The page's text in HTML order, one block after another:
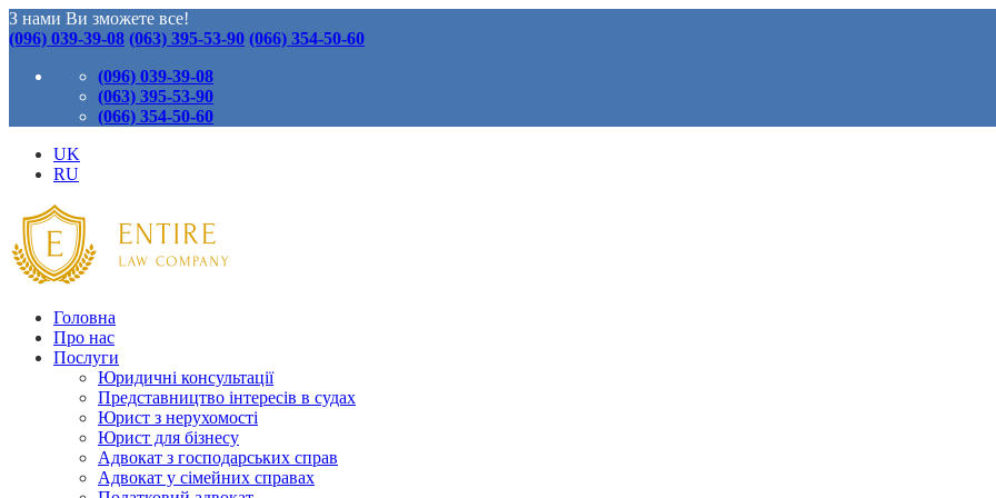
З нами Ви зможете все!
(096) 039-39-08 (063) 395-53-90 (066) 354-50-60
(096) 039-39-08
(063) 395-53-90
(066) 354-50-60
UK
RU
Головна
Про нас
Послуги
Юридичні консультації
Представництво інтересів в судах
Юрист з нерухомості
Юрист для бізнесу
Адвокат з господарських справ
Адвокат у сімейних справах